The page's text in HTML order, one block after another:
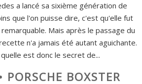
a lancé sa sixième génération de
que l'on puisse dire, c'est qu'elle fut
Mais après le passage du
n'a jamais été autant aguichante.
est donc le secret de...
PORSCHE BOXSTER